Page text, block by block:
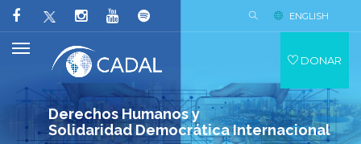
Derechos Humanos y
Solidaridad Democrática Internacional
ENGLISH
DONAR